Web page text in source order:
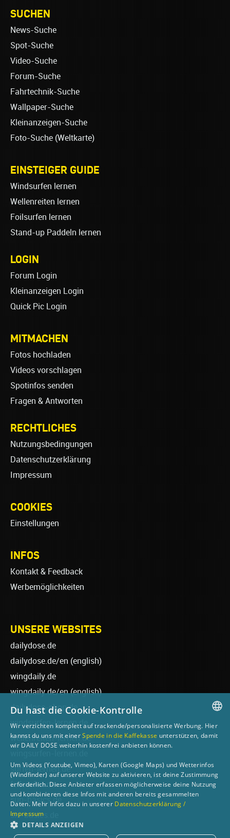
SUCHEN
News-Suche
Spot-Suche
Video-Suche
Forum-Suche
Fahrtechnik-Suche
Wallpaper-Suche
Kleinanzeigen-Suche
Foto-Suche (Weltkarte)
EINSTEIGER GUIDE
Windsurfen lernen
Wellenreiten lernen
Foilsurfen lernen
Stand-up Paddeln lernen
LOGIN
Forum Login
Kleinanzeigen Login
Quick Pic Login
MITMACHEN
Fotos hochladen
Videos vorschlagen
Spotinfos senden
Fragen & Antworten
RECHTLICHES
Nutzungsbedingungen
Datenschutzerklärung
Impressum
COOKIES
Einstellungen
INFOS
Kontakt & Feedback
Werbemöglichkeiten
UNSERE WEBSITES
dailydose.de
dailydose.de/en (english)
wingdaily.de
wingdaily.de/en(english)
dailydose-shop.de
windsurfen-lernen.de
wellenreiten-lernen.de
surfen-lernen.de
foilsurfen.de
sup-basics.de
ski-basics.de
GERMAN
Du hast die Cookie-Kontrolle
Wir verzichten komplett auf trackende/personalisierte Werbung. Hier
kannst du uns mit einerSpende in die Kaffekasse unterstützen, damit
wir DAILY DOSE weiterhin kostenfrei anbieten können.
Um Videos (Youtube, Vimeo), Karten (Google Maps) und Wetterinfos
(Windfinder) auf unserer Website zu aktivieren, ist deine Zustimmung
erforderlich. Diese Anbieter erfassen möglicherweise deine Nutzung
und kombinieren diese Infos mit anderen bereits gesammelten
Daten. Mehr Infos dazu in unserer Datenschutzerklärung /
Impressum
DETAILS ANZEIGEN